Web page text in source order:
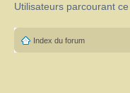
Utilisateurs parcourant
Index du forum